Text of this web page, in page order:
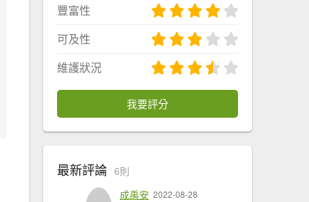
豐富性
可及性
維護狀況
我要評分
最新評論 6則
成禹安 2022-08-28